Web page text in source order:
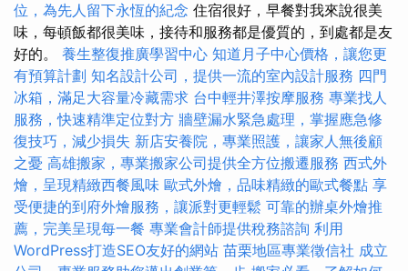
位，為先人留下永恆的紀念 住宿很好，早餐對我來說很美
味，每頓飯都很美味，接待和服務都是優質的，到處都是友
好的。 養生整復推廣學習中心 知道月子中心價格，讓您更
有預算計劃 知名設計公司，提供一流的室內設計服務 四門
冰箱，滿足大容量冷藏需求 台中輕井澤按摩服務 專業找人
服務，快速精準定位對方 牆壁漏水緊急處理，掌握應急修
復技巧，減少損失 新店安養院，專業照護，讓家人無後顧
之憂 高雄搬家，專業搬家公司提供全方位搬遷服務 西式外
燴，呈現精緻西餐風味 歐式外燴，品味精緻的歐式餐點 享
受便捷的到府外燴服務，讓派對更輕鬆 可靠的辦桌外燴推
薦，完美呈現每一餐 專業會計師提供稅務諮詢 利用
WordPress打造SEO友好的網站 苗栗地區專業徵信社 成立